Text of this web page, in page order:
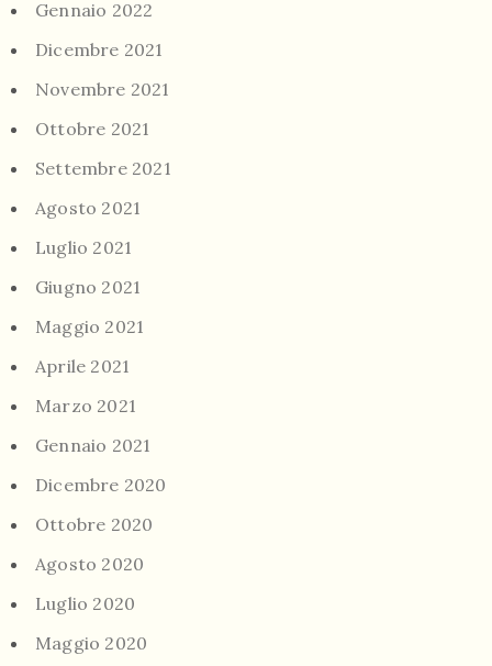
Gennaio 2022
Dicembre 2021
Novembre 2021
Ottobre 2021
Settembre 2021
Agosto 2021
Luglio 2021
Giugno 2021
Maggio 2021
Aprile 2021
Marzo 2021
Gennaio 2021
Dicembre 2020
Ottobre 2020
Agosto 2020
Luglio 2020
Maggio 2020